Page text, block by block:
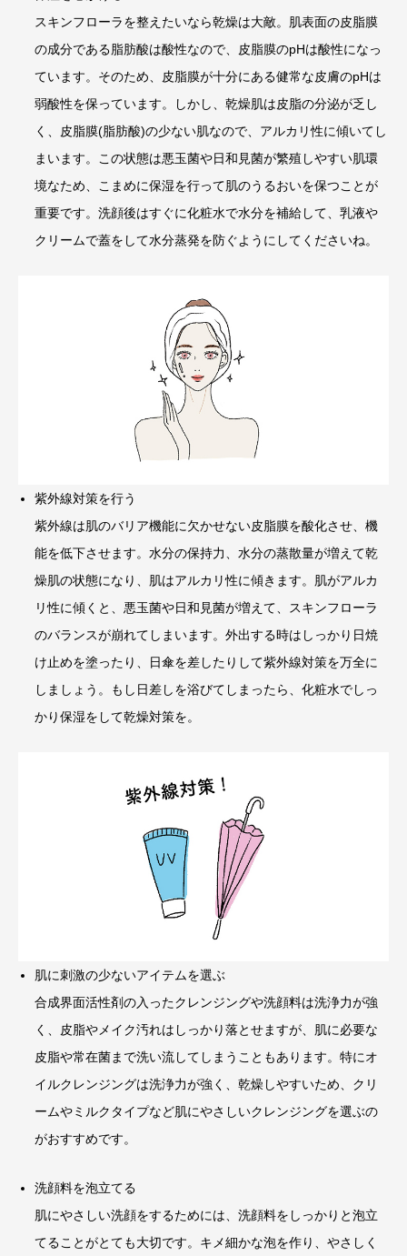
スキンフローラを整えたいなら乾燥は大敵。肌表面の皮脂膜
の成分である脂肪酸は酸性なので、皮脂膜のpHは酸性になっ
ています。そのため、皮脂膜が十分にある健常な皮膚のpHは
弱酸性を保っています。しかし、乾燥肌は皮脂の分泌が乏し
く、皮脂膜(脂肪酸)の少ない肌なので、アルカリ性に傾いてし
まいます。この状態は悪玉菌や日和見菌が繁殖しやすい肌環
境なため、こまめに保湿を行って肌のうるおいを保つことが
重要です。洗顔後はすぐに化粧水で水分を補給して、乳液や
クリームで蓋をして水分蒸発を防ぐようにしてくださいね。
紫外線対策を行う
紫外線は肌のバリア機能に欠かせない皮脂膜を酸化させ、機
能を低下させます。水分の保持力、水分の蒸散量が増えて乾
燥肌の状態になり、肌はアルカリ性に傾きます。肌がアルカ
リ性に傾くと、悪玉菌や日和見菌が増えて、スキンフローラ
のバランスが崩れてしまいます。外出する時はしっかり日焼
け止めを塗ったり、日傘を差したりして紫外線対策を万全に
しましょう。もし日差しを浴びてしまったら、化粧水でしっ
かり保湿をして乾燥対策を。
肌に刺激の少ないアイテムを選ぶ
合成界面活性剤の入ったクレンジングや洗顔料は洗浄力が強
く、皮脂やメイク汚れはしっかり落とせますが、肌に必要な
皮脂や常在菌まで洗い流してしまうこともあります。特にオ
イルクレンジングは洗浄力が強く、乾燥しやすいため、クリ
ームやミルクタイプなど肌にやさしいクレンジングを選ぶの
がおすすめです。
洗顔料を泡立てる
肌にやさしい洗顔をするためには、洗顔料をしっかりと泡立
てることがとても大切です。キメ細かな泡を作り、やさしく